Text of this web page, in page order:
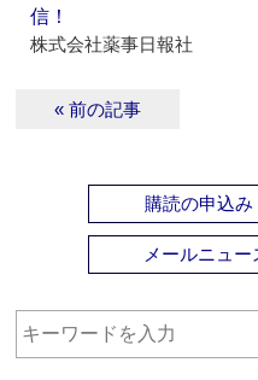
信！
株式会社薬事日報社
« 前の記事
購読の申込み
メールニュー